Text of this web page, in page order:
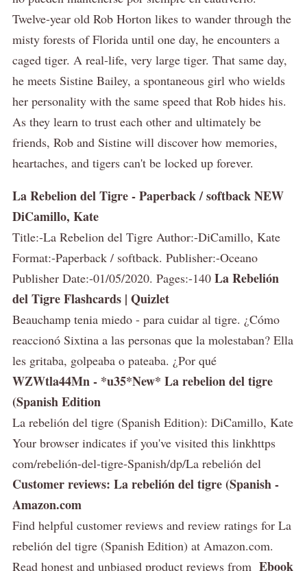
Twelve-year old Rob Horton likes to wander through the
misty forests of Florida until one day, he encounters a
caged tiger. A real-life, very large tiger. That same day,
he meets Sistine Bailey, a spontaneous girl who wields
her personality with the same speed that Rob hides his.
As they learn to trust each other and ultimately be
friends, Rob and Sistine will discover how memories,
heartaches, and tigers can't be locked up forever.
La Rebelion del Tigre - Paperback / softback NEW
DiCamillo, Kate
Title:-La Rebelion del Tigre Author:-DiCamillo, Kate
Format:-Paperback / softback. Publisher:-Oceano
Publisher Date:-01/05/2020. Pages:-140 La Rebelión
del Tigre Flashcards | Quizlet
Beauchamp tenia miedo - para cuidar al tigre. ¿Cómo
reaccionó Sixtina a las personas que la molestaban? Ella
les gritaba, golpeaba o pateaba. ¿Por qué
WZWtla44Mn - *u35*New* La rebelion del tigre
(Spanish Edition
La rebelión del tigre (Spanish Edition): DiCamillo, Kate
Your browser indicates if you've visited this linkhttps
com/rebelión-del-tigre-Spanish/dp/La rebelión del
Customer reviews: La rebelión del tigre (Spanish -
Amazon.com
Find helpful customer reviews and review ratings for La
rebelión del tigre (Spanish Edition) at Amazon.com.
Read honest and unbiased product reviews from Ebook